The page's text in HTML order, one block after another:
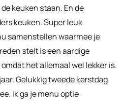
keuken staan. En de
keuken. Super leuk
samenstellen waarmee je
stelt is een aardige
het allemaal wel lekker is.
Gelukkig tweede kerstdag
Ik ga je menu optie